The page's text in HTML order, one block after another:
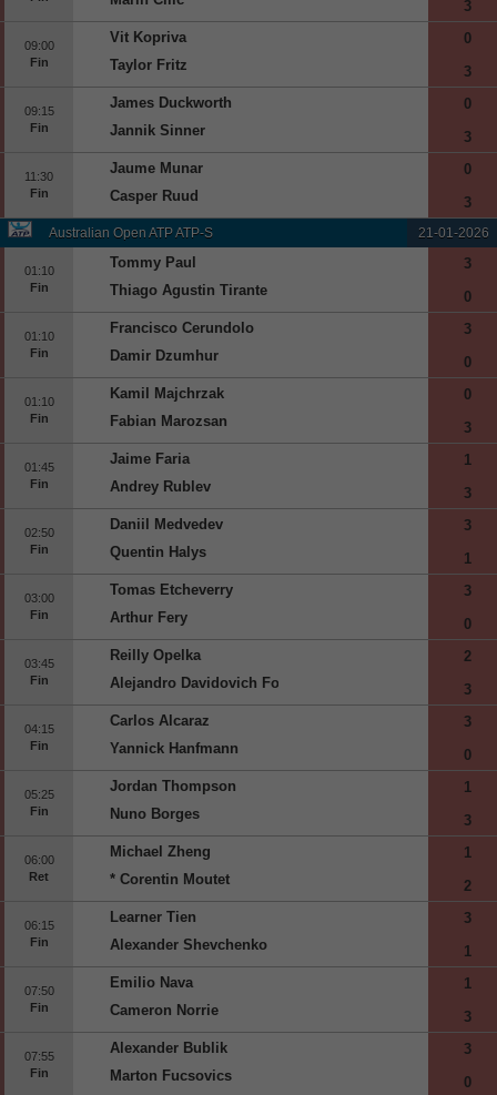
3
09:00
Fin
Vit Kopriva
Taylor Fritz
0
3
09:15
Fin
James Duckworth
Jannik Sinner
0
3
11:30
Fin
Jaume Munar
Casper Ruud
0
3
Australian Open ATP ATP-S 21-01-2026
01:10
Fin
Tommy Paul
Thiago Agustin Tirante
3
0
01:10
Fin
Francisco Cerundolo
Damir Dzumhur
3
0
01:10
Fin
Kamil Majchrzak
Fabian Marozsan
0
3
01:45
Fin
Jaime Faria
Andrey Rublev
1
3
02:50
Fin
Daniil Medvedev
Quentin Halys
3
1
03:00
Fin
Tomas Etcheverry
Arthur Fery
3
0
03:45
Fin
Reilly Opelka
Alejandro Davidovich Fokina
2
3
04:15
Fin
Carlos Alcaraz
Yannick Hanfmann
3
0
05:25
Fin
Jordan Thompson
Nuno Borges
1
3
06:00
Ret
Michael Zheng
* Corentin Moutet
1
2
06:15
Fin
Learner Tien
Alexander Shevchenko
3
1
07:50
Fin
Emilio Nava
Cameron Norrie
1
3
07:55
Fin
Alexander Bublik
Marton Fucsovics
3
0